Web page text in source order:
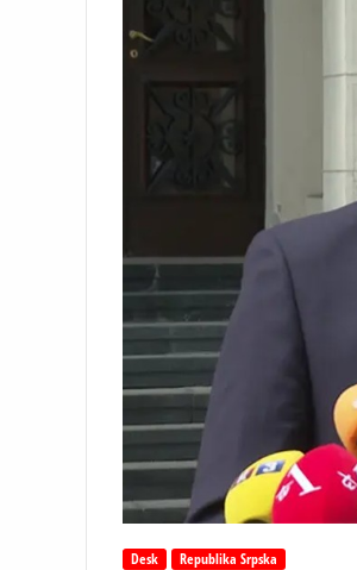
Desk Republika Srpska